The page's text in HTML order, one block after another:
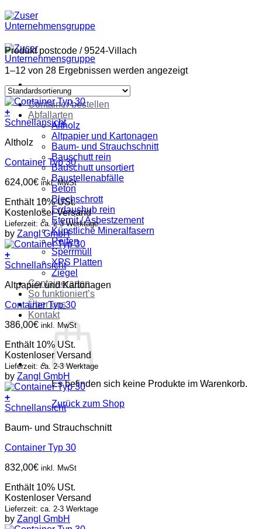
Zum
Inhalt
springen
Container bestellen
Abfallarten
Altholz
Altpapier und Kartonagen
Baum- und Strauchschnitt
Bauschutt rein
Bauschutt unsortiert
Baustellenabfälle
Beton
Blechschrott
Erdaushub rein
Eternit / Asbestzement
Künstliche Mineralfasern
Reifen
Sperrmüll
XPS Platten
Ziegel
Containerarten
So funktioniert’s
Über uns
Kontakt
Es befinden sich keine Produkte im Warenkorb.
Zurück zum Shop
Produkt postcode /9524-Villach
1–12 von 28 Ergebnissen werden angezeigt
+
Schnellansicht
Altholz
Container Typ 30
624,00€ inkl. MwSt
Enthält 10% USt.
Kostenloser Versand
Lieferzeit: ca. 2-3 Werktage
by Zangl GmbH
+
Schnellansicht
Altpapier und Kartonagen
Container Typ 30
386,00€ inkl. MwSt
Enthält 10% USt.
Kostenloser Versand
Lieferzeit: ca. 2-3 Werktage
by Zangl GmbH
+
Schnellansicht
Baum- und Strauchschnitt
Container Typ 30
832,00€ inkl. MwSt
Enthält 10% USt.
Kostenloser Versand
Lieferzeit: ca. 2-3 Werktage
by Zangl GmbH